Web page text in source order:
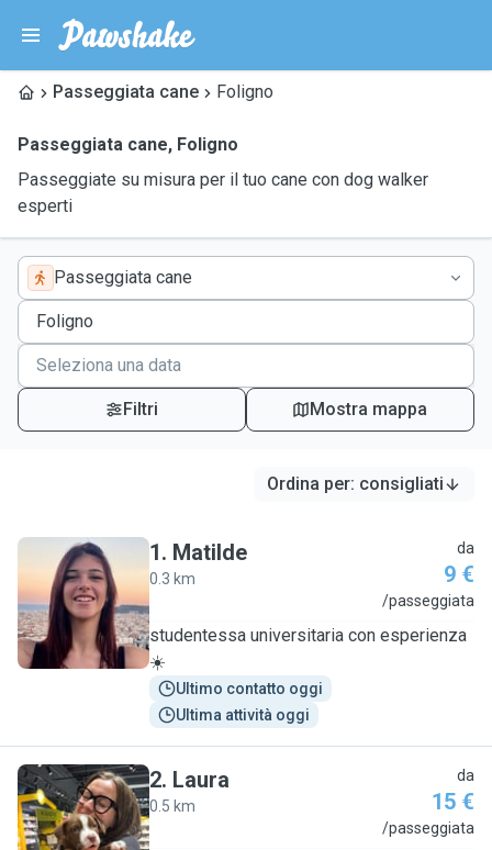
Passeggiata cane Foligno
Passeggiata cane, Foligno
Passeggiate su misura per il tuo cane con dog walker
esperti
Passeggiata cane
Filtri Mostra mappa
Ordina per: consigliati
M
1. Matilde
0.3 km
da
9 €
/passeggiata
studentessa universitaria con esperienza
☀️
Ultimo contatto oggi
Ultima attività oggi
L
2. Laura
0.5 km
da
15 €
/passeggiata